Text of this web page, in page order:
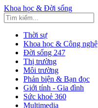
Khoa học & Đời sống
Thời sự
Khoa học & Công nghệ
Đời sống 247
Thị trường
Môi trường
Phản biện & Bạn đọc
Giới tính - Gia đình
Sức khoẻ 360
Multimedia